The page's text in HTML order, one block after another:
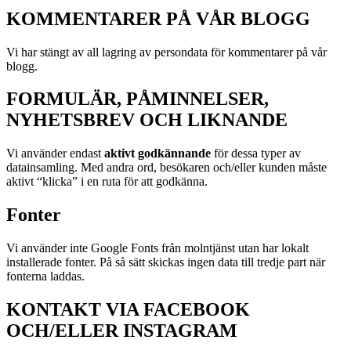
KOMMENTARER PÅ VÅR BLOGG
Vi har stängt av all lagring av persondata för kommentarer på vår
blogg.
FORMULÄR, PÅMINNELSER,
NYHETSBREV OCH LIKNANDE
Vi använder endast aktivt godkännande för dessa typer av
datainsamling. Med andra ord, besökaren och/eller kunden måste
aktivt “klicka” i en ruta för att godkänna.
Fonter
Vi använder inte Google Fonts från molntjänst utan har lokalt
installerade fonter. På så sätt skickas ingen data till tredje part när
fonterna laddas.
KONTAKT VIA FACEBOOK
OCH/ELLER INSTAGRAM